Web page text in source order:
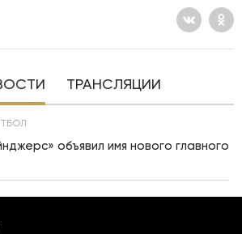
ТРАНСЛЯЦИИ
объявил имя нового главного